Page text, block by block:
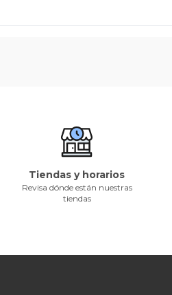
Tiendas y horarios
Revisa dónde están nuestras
tiendas